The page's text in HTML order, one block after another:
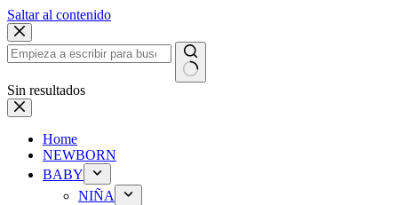
Saltar al contenido
Sin resultados
Home
NEWBORN
BABY
NIÑA